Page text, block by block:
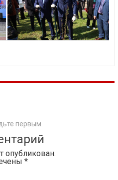
первым.
опубликован.
*